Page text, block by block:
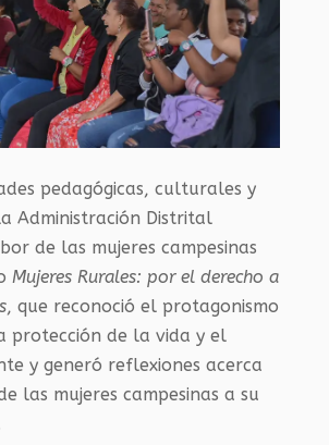
pedagógicas, culturales y
Administración Distrital
de las mujeres campesinas
Mujeres Rurales: por el derecho a
, que reconoció el protagonismo
protección de la vida y el
y generó reflexiones acerca
las mujeres campesinas a su